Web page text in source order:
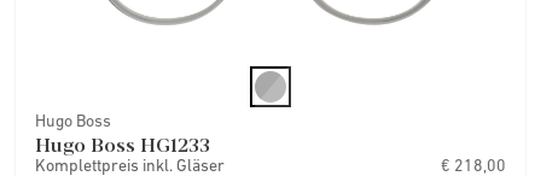
Hugo Boss
Hugo Boss HG1233
Komplettpreis inkl. Gläser € 218,00